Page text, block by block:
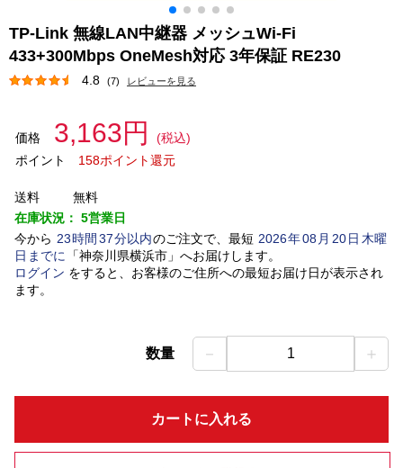
TP-Link 無線LAN中継器 メッシュWi-Fi
433+300Mbps OneMesh対応 3年保証 RE230
4.8 (7) レビューを見る
価格 3,163円
(税込)
ポイント
158ポイント還元
送料
無料
在庫状況： 5営業日
今から 23時間 37分以内のご注文で、最短 2026年08 月 20日木曜
日 までに 「神奈川県横浜市」 へお届けします。
ログイン をすると、お客様のご住所への最短お届け日が表示され
ます。
数量 － 1 ＋
カートに入れる